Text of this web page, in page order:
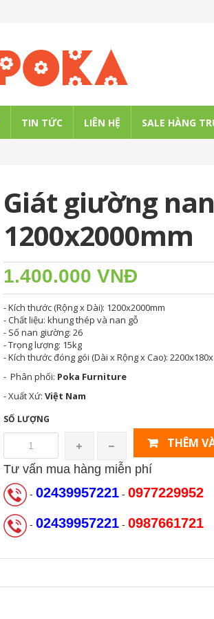
TIN TỨC LIÊN HỆ SALE HÀNG
Giát giường
1200x2000mm
1.400.000 VNĐ
- Kích thước (Rộng x Dài): 1200x2000mm
- Chất liệu: khung thép và nan gỗ
- Số nan giường: 26
- Trọng lượng: 15kg
- Kích thước đóng gói (Dài x Rộng x Cao):
- Phân phối: Poka Furniture
- Xuất Xứ: Việt Nam
SỐ LƯỢNG
THÊM
Tư vấn mua hàng miễn phí
- 02439957221- 0977229952
- 02439957221- 0987661721